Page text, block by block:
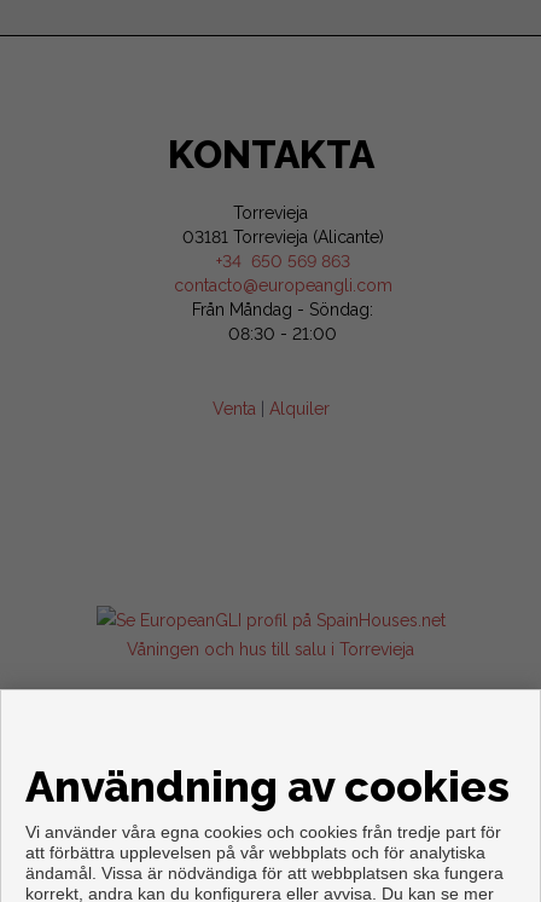
KONTAKTA
Torrevieja
03181 Torrevieja (Alicante)
+34 650 569 863
contacto@europeangli.com
Från Måndag - Söndag:
08:30 - 21:00
Venta Alquiler
Våningen och hus till salu i Torrevieja
Copyright © 2026. Med alla rättigheter förbehållna.
Användning av cookies
Vi använder våra egna cookies och cookies från tredje part för
att förbättra upplevelsen på vår webbplats och för analytiska
ändamål. Vissa är nödvändiga för att webbplatsen ska fungera
korrekt, andra kan du konfigurera eller avvisa. Du kan se mer